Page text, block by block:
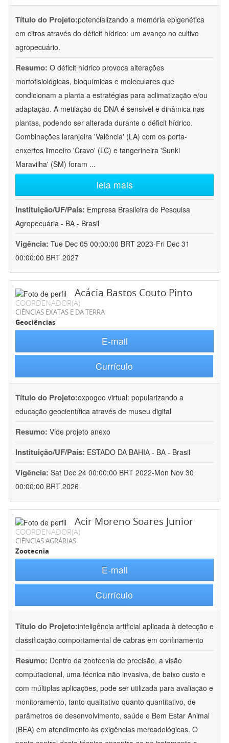
Título do Projeto:potencializando a memória epigenética
em citros através do déficit hídrico: um avanço no cultivo
agropecuário.
Resumo: O déficit hídrico provoca alterações
morfofisiológicas, bioquímicas e moleculares que
condicionam a planta a estratégias para aclimatização e/ou
adaptação. A metilação do DNA é sensível e dinâmica nas
plantas, podendo ser alterada durante o déficit hídrico.
Combinações laranjeira 'Valência' (LA) com os porta-
enxertos limoeiro 'Cravo' (LC) e tangerineira 'Sunki
Maravilha' (SM) foram ...
leia mais
Instituição/UF/País: Empresa Brasileira de Pesquisa
Agropecuária - BA - Brasil
Vigência: Tue Dec 05 00:00:00 BRT 2023-Fri Dec 31
00:00:00 BRT 2027
Acácia Bastos Couto Pinto
COORDENADOR(A)
CIÊNCIAS EXATAS E DA TERRA
Geociências
E-mail
Currículo
Título do Projeto:expogeo virtual: popularizando a
educação geocientífica através de museu digital
Resumo: Vide projeto anexo
Instituição/UF/País: ESTADO DA BAHIA - BA - Brasil
Vigência: Sat Dec 24 00:00:00 BRT 2022-Mon Nov 30
00:00:00 BRT 2026
Acir Moreno Soares Junior
COORDENADOR(A)
CIÊNCIAS AGRÁRIAS
Zootecnia
E-mail
Currículo
Título do Projeto:inteligência artificial aplicada à detecção e
classificação comportamental de cabras em confinamento
Resumo: Dentro da zootecnia de precisão, a visão
computacional, uma técnica não invasiva, de baixo custo e
com múltiplas aplicações, pode ser utilizada para avaliação e
monitoramento, tanto qualitativo quanto quantitativo, de
parâmetros de desenvolvimento, saúde e Bem Estar Animal
(BEA) em atendimento às exigências mercadológicas. O